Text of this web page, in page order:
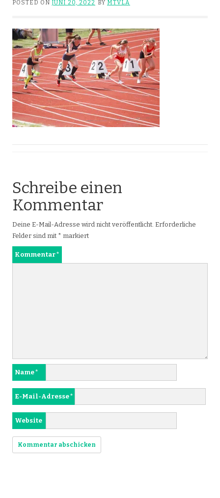
POSTED ON JUNI 20, 2022 BY MTVLA
Schreibe einen
Kommentar
Deine E-Mail-Adresse wird nicht veröffentlicht. Erforderliche
Felder sind mit * markiert
Kommentar*
Name*
E-Mail-Adresse*
Website